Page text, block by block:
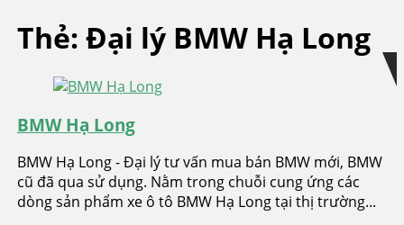
Skip
Skip
Thẻ: Đại lý BMW Hạ Long
BMW Hạ Long
BMW Hạ Long - Đại lý tư vấn mua bán BMW mới, BMW
cũ đã qua sử dụng. Nằm trong chuỗi cung ứng các
dòng sản phẩm xe ô tô BMW Hạ Long tại thị trường...